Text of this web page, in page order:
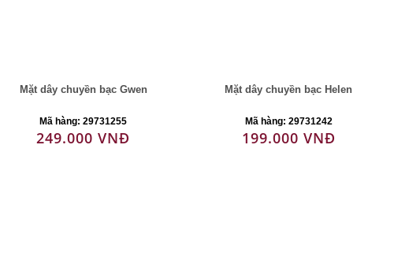
Mặt dây chuyền bạc Gwen
Mã hàng: 29731255
249.000 VNĐ
Mặt dây chuyền bạc Helen
Mã hàng: 29731242
199.000 VNĐ